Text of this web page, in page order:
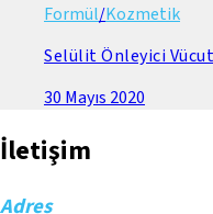
Formül/Kozmetik
Selülit Önleyici
30 Mayıs 2020
İletişim
Adres